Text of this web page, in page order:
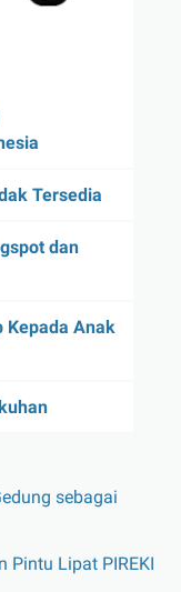
Tersedia
dan
Kepada Anak
sebagai
Pintu Lipat PIREKI